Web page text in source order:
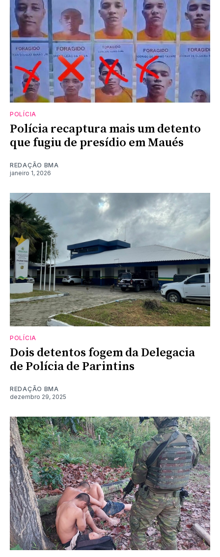
POLÍCIA
Polícia recaptura mais um detento
que fugiu de presídio em Maués
REDAÇÃO BMA
janeiro 1, 2026
POLÍCIA
Dois detentos fogem da Delegacia
de Polícia de Parintins
REDAÇÃO BMA
dezembro 29, 2025